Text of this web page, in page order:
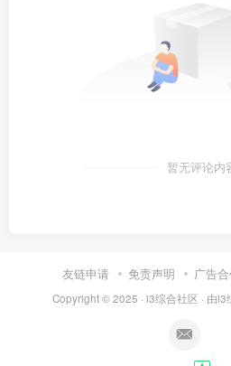
暂无评论内
友链申请 免责声明 广告
Copyright © 2025 · i3综合社区 · 由i3